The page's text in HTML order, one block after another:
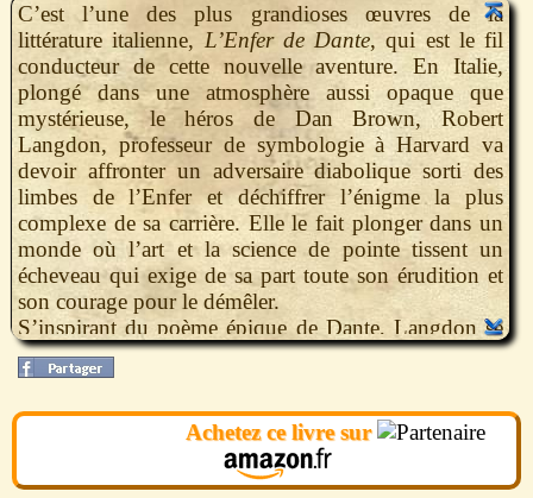
C’est l’une des plus grandioses œuvres de la
littérature italienne, L’Enfer de Dante, qui est le fil
conducteur de cette nouvelle aventure. En Italie,
plongé dans une atmosphère aussi opaque que
mystérieuse, le héros de Dan Brown, Robert
Langdon, professeur de symbologie à Harvard va
devoir affronter un adversaire diabolique sorti des
limbes de l’Enfer et déchiffrer l’énigme la plus
complexe de sa carrière. Elle le fait plonger dans un
monde où l’art et la science de pointe tissent un
écheveau qui exige de sa part toute son érudition et
son courage pour le démêler.
S’inspirant du poème épique de Dante, Langdon se
lance dans une course contre-la-montre pour trouver
des réponses et découvrir en traversant les Cercles de
l’Enfer ceux qui détiennent la vérité… avant que le
monde ne soit irrévocablement changé.
Achetez ce livre sur